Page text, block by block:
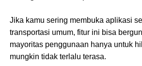
Jika kamu sering membuka aplikasi
transportasi umum, fitur ini bisa
mayoritas penggunaan hanya untuk
mungkin tidak terlalu terasa.